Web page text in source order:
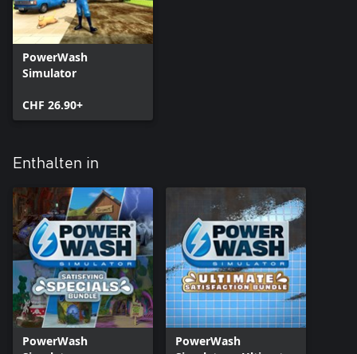
PowerWash
Simulator
CHF 26.90+
Enthalten in
PowerWash
PowerWash